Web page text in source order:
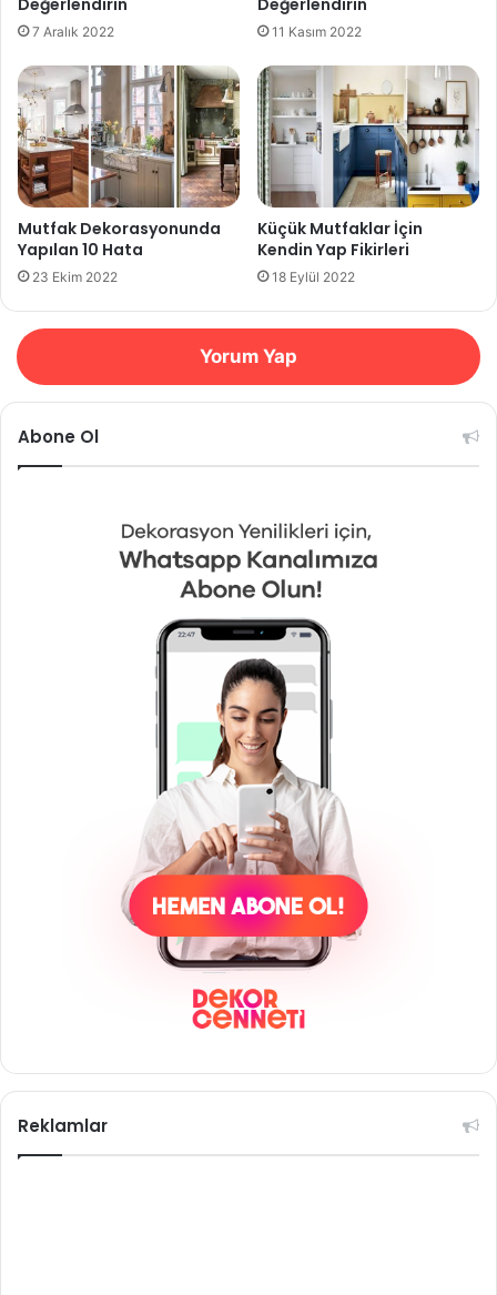
Değerlendirin
7 Aralık 2022
Değerlendirin
11 Kasım 2022
Mutfak Dekorasyonunda
Yapılan 10 Hata
23 Ekim 2022
Küçük Mutfaklar İçin
Kendin Yap Fikirleri
18 Eylül 2022
Yorum Yap
Abone Ol
Reklamlar